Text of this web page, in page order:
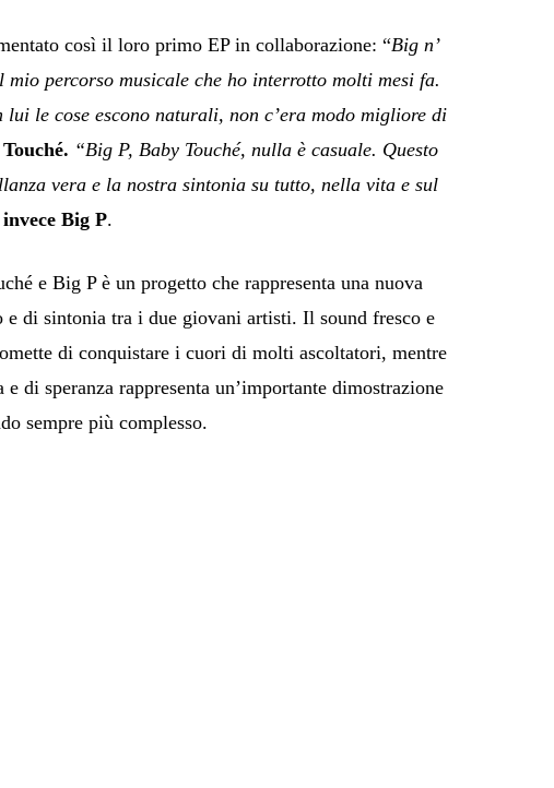
così il loro primo EP in collaborazione: “Big n’
percorso musicale che ho interrotto molti mesi fa.
le cose escono naturali, non c’era modo migliore di
“Big P, Baby Touché, nulla è casuale. Questo
vera e la nostra sintonia su tutto, nella vita e sul
Big P.
e Big P è un progetto che rappresenta una nuova
e di sintonia tra i due giovani artisti. Il sound fresco e
di conquistare i cuori di molti ascoltatori, mentre
di speranza rappresenta un’importante dimostrazione
sempre più complesso.